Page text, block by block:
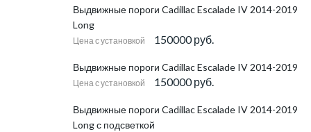
Выдвижные пороги Cadillac Escalade IV 2014-2019
Long
Цена с установкой 150000 руб.
Выдвижные пороги Cadillac Escalade IV 2014-2019
Цена с установкой 150000 руб.
Выдвижные пороги Cadillac Escalade IV 2014-2019
Long с подсветкой